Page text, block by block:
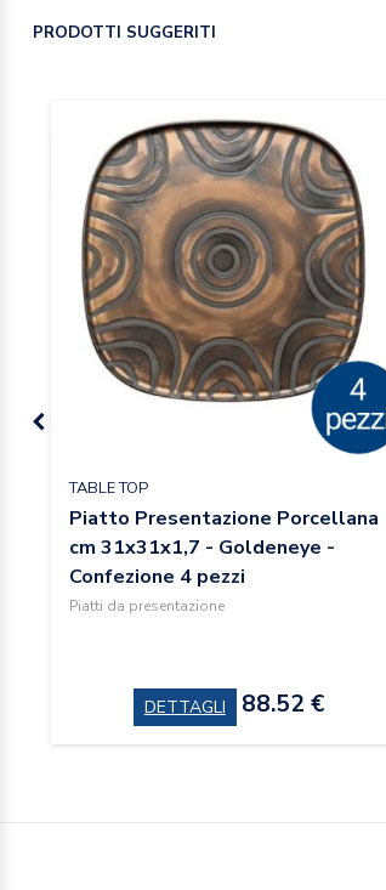
PRODOTTI SUGGERITI
TABLE TOP
Piatto Presentazione Porcellana
cm 31x31x1,7 - Goldeneye -
Confezione 4 pezzi
Piatti da presentazione
DETTAGLI 88.52 €